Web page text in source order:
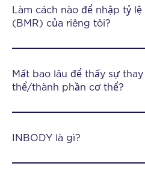
Làm cách nào để nhập tỷ
(BMR) của riêng tôi?
Mất bao lâu để thấy sự
thể/thành phần cơ thể?
INBODY là gì?